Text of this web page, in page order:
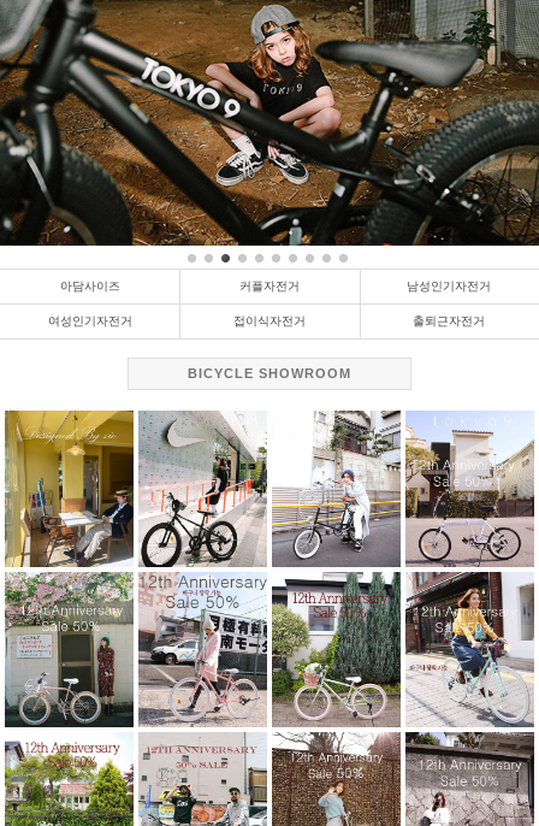
아담사이즈 커플자전거 남성인기자전거
여성인기자전거 접이식자전거 출퇴근자전거
BICYCLE SHOWROOM